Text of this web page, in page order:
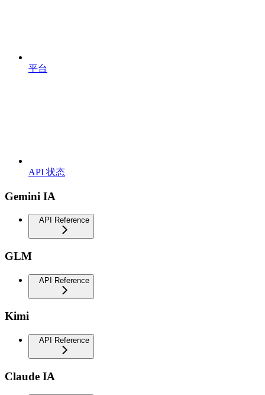
平台
API 状态
Gemini IA
API Reference
GLM
API Reference
Kimi
API Reference
Claude IA